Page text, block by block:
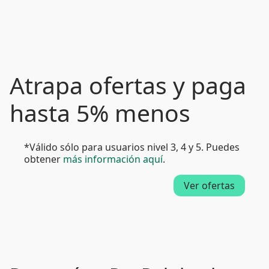
Atrapa ofertas y paga
hasta 5% menos
*Válido sólo para usuarios nivel 3, 4 y 5. Puedes
obtener más información aquí.
Ver ofertas